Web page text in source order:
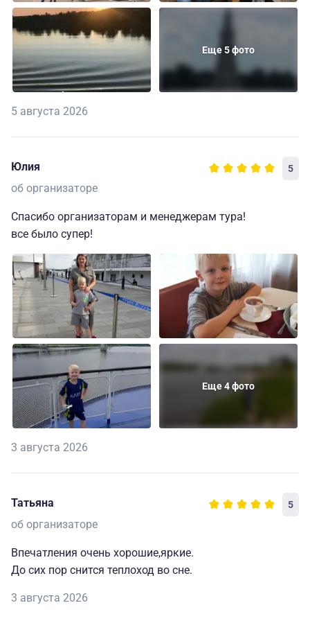
Еще 5 фото
5 августа 2026
Юлия 5
об организаторе
Спасибо организаторам и менеджерам тура!
все было супер!
Еще 4 фото
3 августа 2026
Татьяна 5
об организаторе
Впечатления очень хорошие,яркие.
До сих пор снится теплоход во сне.
3 августа 2026